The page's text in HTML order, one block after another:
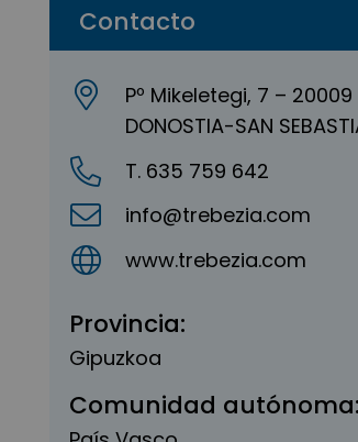
Contacto
Pº Mikeletegi, 7 – 20009
DONOSTIA-SAN
T. 635 759 642
info@trebezia.com
www.trebezia.com
Provincia:
Gipuzkoa
Comunidad autónoma: